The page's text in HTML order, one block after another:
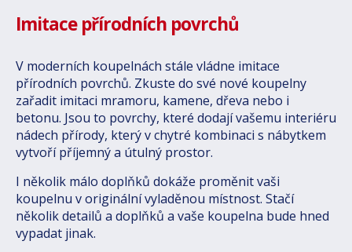
Imitace přírodních povrchů
V moderních koupelnách stále vládne imitace
přírodních povrchů. Zkuste do své nové koupelny
zařadit imitaci mramoru, kamene, dřeva nebo i
betonu. Jsou to povrchy, které dodají vašemu interiéru
nádech přírody, který v chytré kombinaci s nábytkem
vytvoří příjemný a útulný prostor.
I několik málo doplňků dokáže proměnit vaši
koupelnu v originální vyladěnou místnost. Stačí
několik detailů a doplňků a vaše koupelna bude hned
vypadat jinak.